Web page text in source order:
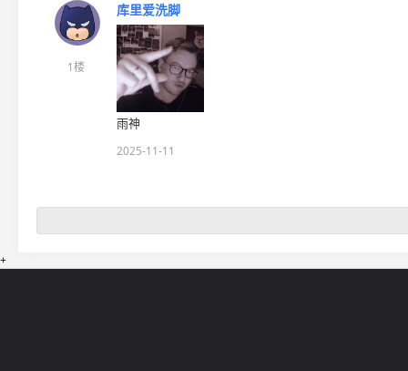
1楼
库里爱洗脚
雨神
2025-11-11
+